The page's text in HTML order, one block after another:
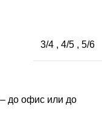
3/4 , 4/5 , 5/6
до офис или до